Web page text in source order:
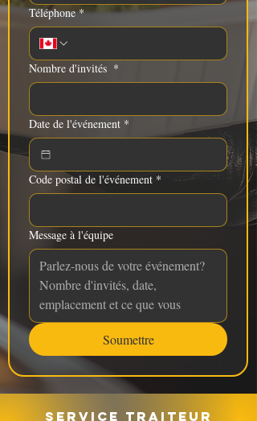
Téléphone *
Nombre d'invités *
Date de l'événement *
Code postal de l'événement *
Message à l'équipe
Soumettre
Service traiteur